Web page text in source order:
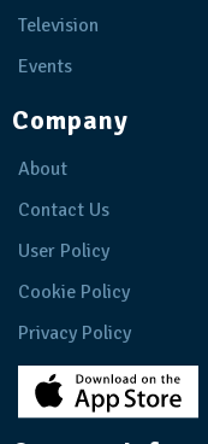
Television
Events
Company
About
Contact Us
User Policy
Cookie Policy
Privacy Policy